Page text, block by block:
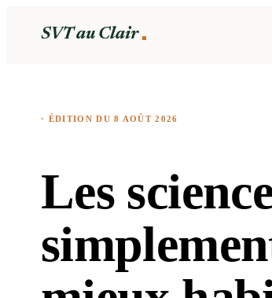
SVT au Clair
· ÉDITION DU8 AOÛT 2026
Les